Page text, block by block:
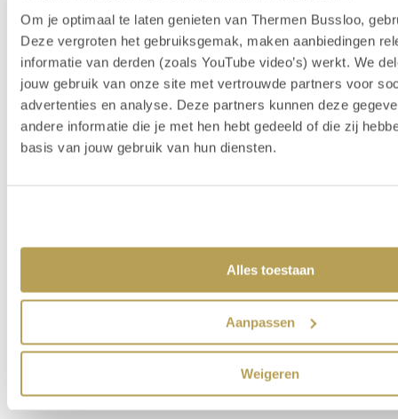
Om je optimaal te laten genieten van Thermen Bussloo,
Deze vergroten het gebruiksgemak, maken aanbiedingen
informatie van derden (zoals YouTube video’s) werkt. We
jouw gebruik van onze site met vertrouwde partners voor
advertenties en analyse. Deze partners kunnen deze
andere informatie die je met hen hebt gedeeld of die zij
basis van jouw gebruik van hun diensten.
Alles toestaan
Aanpassen
Weigeren
Badenkaart kopen & reserveren